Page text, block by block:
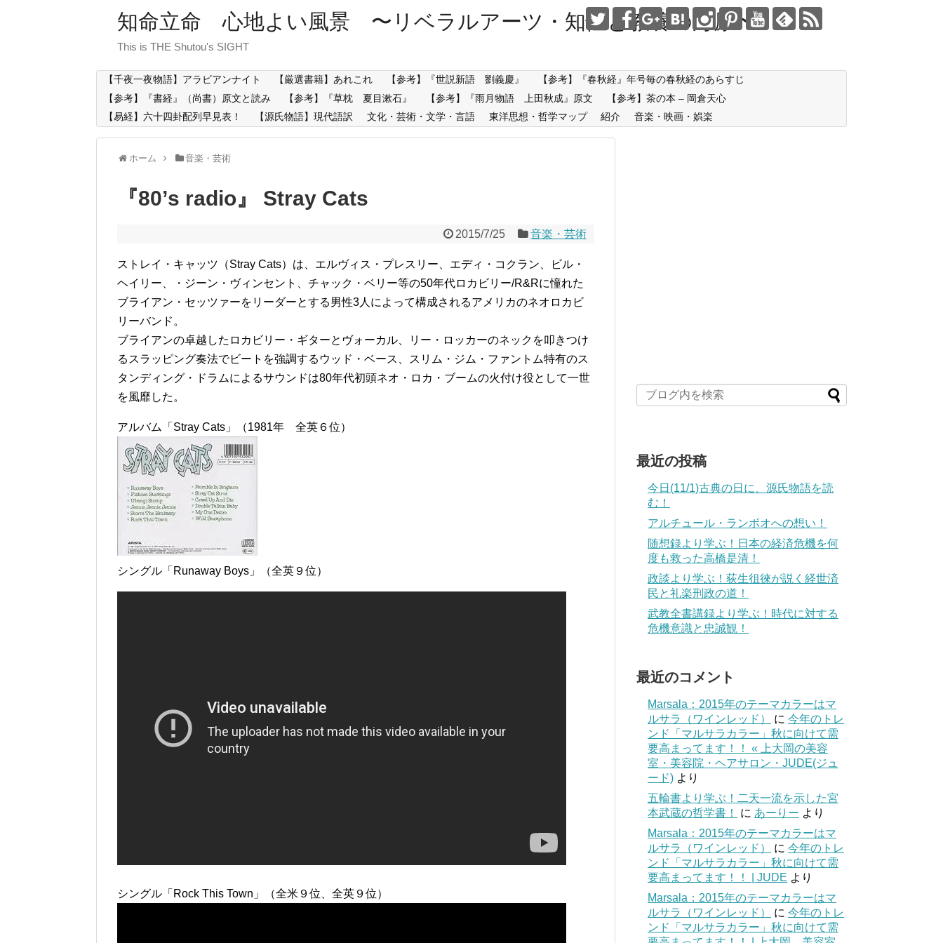
知命立命 心地よい風景 〜リベラルアーツ・知性と教養の海原〜
This is THE Shutou's SIGHT
【千夜一夜物語】アラビアンナイト 【厳選書籍】あれこれ 【参考】『世説新語 劉義慶』
【参考】『春秋経』年号毎の春秋経のあらすじ
【参考】『書経』（尚書）原文と読み
【参考】『草枕 夏目漱石』 【参考】『雨月物語 上田秋成』原文
【参考】茶の本 – 岡倉天心
【易経】六十四卦配列早見表！
【源氏物語】現代語訳 文化・芸術・文学・言語 東洋思想・哲学マップ 紹介 音楽・映画・娯楽
ホーム 音楽・芸術
『80’s radio』 Stray Cats
2015/7/25 音楽・芸術
ストレイ・キャッツ（Stray Cats）は、エルヴィス・プレスリー、エディ・コクラン、ビル・
ヘイリー、・ジーン・ヴィンセント、チャック・ベリー等の50年代ロカビリー/R&Rに憧れた
ブライアン・セッツァーをリーダーとする男性3人によって構成されるアメリカのネオロカビ
リーバンド。
ブライアンの卓越したロカビリー・ギターとヴォーカル、リー・ロッカーのネックを叩きつけ
るスラッピング奏法でビートを強調するウッド・ベース、スリム・ジム・ファントム特有のス
タンディング・ドラムによるサウンドは80年代初頭ネオ・ロカ・ブームの火付け役として一世
を風靡した。
アルバム「Stray Cats」（1981年 全英６位）
シングル「Runaway Boys」（全英９位）
シングル「Rock This Town」（全米９位、全英９位）
最近の投稿
今日(11/1)古典の日に、源氏物語を読
む！
アルチュール・ランボオへの想い！
随想録より学ぶ！日本の経済危機を何
度も救った高橋是清！
政談より学ぶ！荻生徂徠が説く経世済
民と礼楽刑政の道！
武教全書講録より学ぶ！時代に対する
危機意識と忠誠観！
最近のコメント
Marsala：2015年のテーマカラーはマ
ルサラ（ワインレッド）
に 今年のトレ
ンド「マルサラカラー」秋に向けて需
要高まってます！！ « 上大岡の美容
室・美容院・ヘアサロン・JUDE(ジュ
ード) より
五輪書より学ぶ！二天一流を示した宮
本武蔵の哲学書！
に あーりー より
Marsala：2015年のテーマカラーはマ
ルサラ（ワインレッド）
に 今年のトレ
ンド「マルサラカラー」秋に向けて需
要高まってます！！ | JUDE より
Marsala：2015年のテーマカラーはマ
ルサラ（ワインレッド）
に 今年のトレ
ンド「マルサラカラー」秋に向けて需